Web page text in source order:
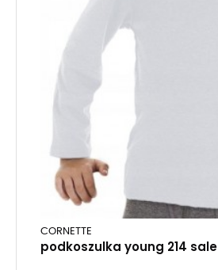
CORNETTE
podkoszulka young 214 sale